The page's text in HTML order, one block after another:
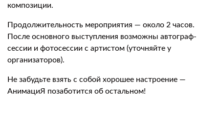
композиции.
Продолжительность мероприятия — около 2 часов.
После основного выступления возможны автограф-
сессии и фотосессии с артистом (уточняйте у
организаторов).
Не забудьте взять с собой хорошее настроение —
АнимациЯ позаботится об остальном!